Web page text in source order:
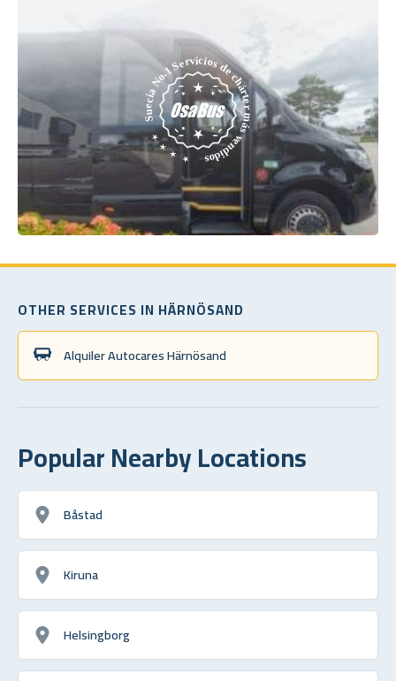
OTHER SERVICES IN HÄRNÖSAND
Alquiler Autocares Härnösand
Popular Nearby Locations
Båstad
Kiruna
Helsingborg